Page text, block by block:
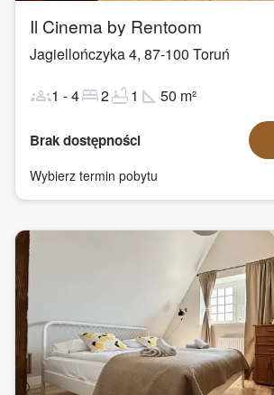
Il Cinema by Rentoom
Jagiellończyka 4, 87-100 Toruń
groups1 -4bed2bathtub1 square_foot 50 m²
Brak dostępności
Wybierz termin pobytu